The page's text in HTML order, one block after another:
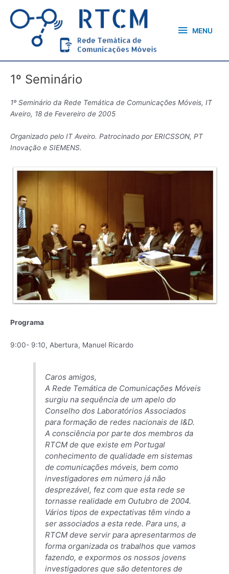
content
MENU
1º Seminário
1º Seminário da Rede Temática de Comunicações Móveis, IT
Aveiro, 18 de Fevereiro de 2005
Organizado pelo IT Aveiro. Patrocinado por ERICSSON, PT
Inovação e SIEMENS.
Programa
9:00- 9:10, Abertura, Manuel Ricardo
Caros amigos,
A Rede Temática de Comunicações Móveis
surgiu na sequência de um apelo do
Conselho dos Laboratórios Associados
para formação de redes nacionais de I&D.
A consciência por parte dos membros da
RTCM de que existe em Portugal
conhecimento de qualidade em sistemas
de comunicações móveis, bem como
investigadores em número já não
desprezável, fez com que esta rede se
tornasse realidade em Outubro de 2004.
Vários tipos de expectativas têm vindo a
ser associados a esta rede. Para uns, a
RTCM deve servir para apresentarmos de
forma organizada os trabalhos que vamos
fazendo, e expormos os nossos jovens
investigadores que são detentores de